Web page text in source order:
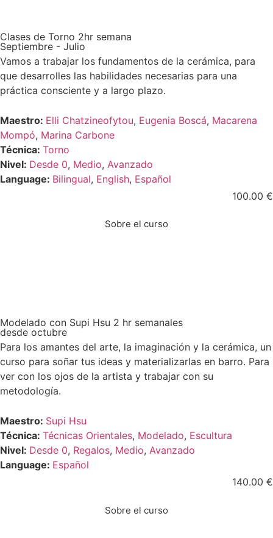
Clases de Torno 2hr semana
Septiembre - Julio
Vamos a trabajar los fundamentos de la cerámica, para
que desarrolles las habilidades necesarias para una
práctica consciente y a largo plazo.
Maestro: Elli Chatzineofytou, Eugenia Boscá, Macarena
Mompó, Marina Carbone
Técnica: Torno
Nivel: Desde 0, Medio, Avanzado
Language: Bilingual, English, Español
100.00 €
Sobre el curso
Modelado con Supi Hsu 2 hr semanales
desde octubre
Para los amantes del arte, la imaginación y la cerámica, un
curso para soñar tus ideas y materializarlas en barro. Para
ver con los ojos de la artista y trabajar con su
metodología.
Maestro: Supi Hsu
Técnica: Técnicas Orientales, Modelado, Escultura
Nivel: Desde 0, Regalos, Medio, Avanzado
Language: Español
140.00 €
Sobre el curso